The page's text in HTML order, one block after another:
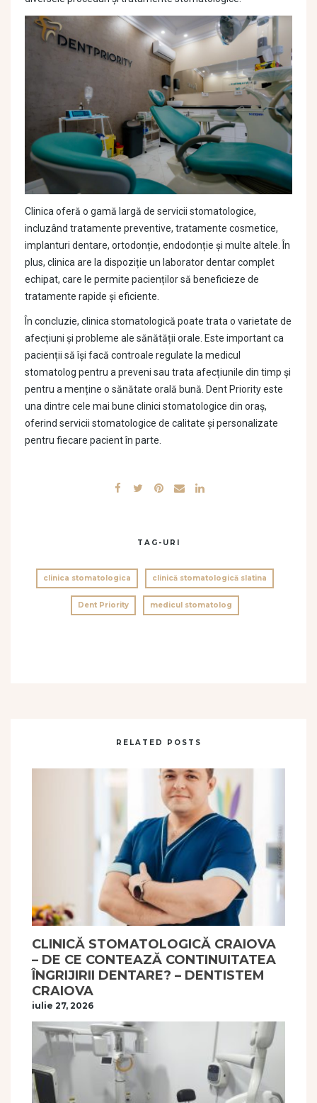
Clinica oferă o gamă largă de servicii stomatologice,
incluzând tratamente preventive, tratamente cosmetice,
implanturi dentare, ortodonție, endodonție și multe altele. În
plus, clinica are la dispoziție un laborator dentar complet
echipat, care le permite pacienților să beneficieze de
tratamente rapide și eficiente.
În concluzie, clinica stomatologică poate trata o varietate de
afecțiuni și probleme ale sănătății orale. Este important ca
pacienții să își facă controale regulate la medicul
stomatolog pentru a preveni sau trata afecțiunile din timp și
pentru a menține o sănătate orală bună. Dent Priority este
una dintre cele mai bune clinici stomatologice din oraș,
oferind servicii stomatologice de calitate și personalizate
pentru fiecare pacient în parte.
TAG-URI
clinica stomatologica clinică stomatologică slatina
Dent Priority medicul stomatolog
RELATED POSTS
CLINICĂ STOMATOLOGICĂ CRAIOVA
– DE CE CONTEAZĂ CONTINUITATEA
ÎNGRIJIRII DENTARE? – DENTISTEM
CRAIOVA
iulie 27, 2026